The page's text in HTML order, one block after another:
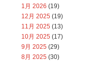
1月 2026 (19)
12月 2025 (19)
11月 2025 (13)
10月 2025 (17)
9月 2025 (29)
8月 2025 (30)